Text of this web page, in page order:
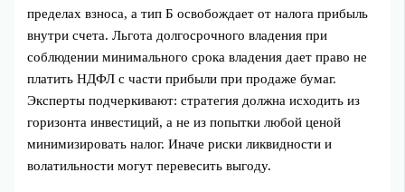
пределах взноса, а тип Б освобождает от налога прибыль
внутри счета. Льгота долгосрочного владения при
соблюдении минимального срока владения дает право не
платить НДФЛ с части прибыли при продаже бумаг.
Эксперты подчеркивают: стратегия должна исходить из
горизонта инвестиций, а не из попытки любой ценой
минимизировать налог. Иначе риски ликвидности и
волатильности могут перевесить выгоду.